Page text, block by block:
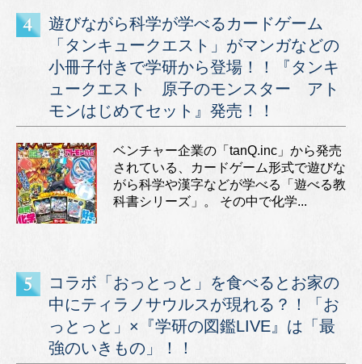
遊びながら科学が学べるカードゲーム
「タンキュークエスト」がマンガなどの
小冊子付きで学研から登場！！『タンキ
ュークエスト 原子のモンスター アト
モンはじめてセット』発売！！
ベンチャー企業の「tanQ.inc」から発売
されている、カードゲーム形式で遊びな
がら科学や漢字などが学べる「遊べる教
科書シリーズ」。 その中で化学...
コラボ「おっとっと」を食べるとお家の
中にティラノサウルスが現れる？！「お
っとっと」×『学研の図鑑LIVE』は「最
強のいきもの」！！